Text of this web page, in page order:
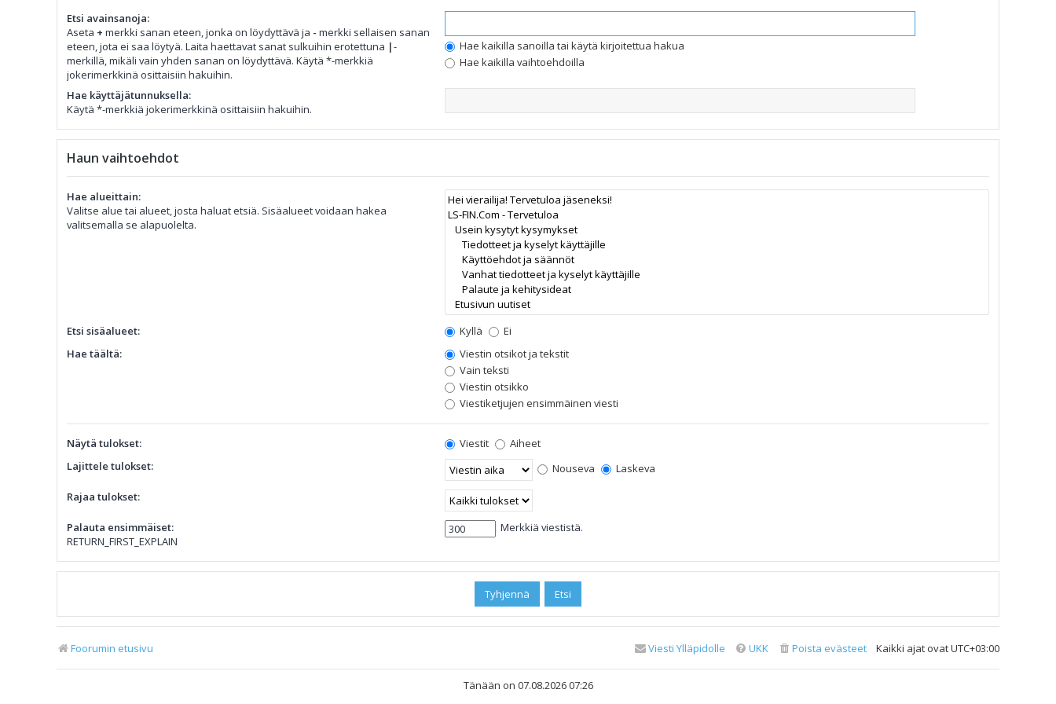
Etsi avainsanoja:
Aseta + merkki sanan eteen, jonka on löydyttävä ja - merkki sellaisen sanan
eteen, jota ei saa löytyä. Laita haettavat sanat sulkuihin erotettuna |-
merkillä, mikäli vain yhden sanan on löydyttävä. Käytä *-merkkiä
jokerimerkkinä osittaisiin hakuihin.
Hae kaikilla sanoilla tai käytä kirjoitettua hakua
Hae kaikilla vaihtoehdoilla
Hae käyttäjätunnuksella:
Käytä *-merkkiä jokerimerkkinä osittaisiin hakuihin.
Haun vaihtoehdot
Hae alueittain:
Valitse alue tai alueet, josta haluat etsiä. Sisäalueet voidaan hakea
valitsemalla se alapuolelta.
Etsi sisäalueet: Kyllä
Ei
Hae täältä:
Viestin otsikot ja tekstit
Vain teksti
Viestin otsikko
Viestiketjujen ensimmäinen viesti
Näytä tulokset: Viestit
Aiheet
Lajittele tulokset:
Nouseva
Laskeva
Rajaa tulokset:
Palauta ensimmäiset:
RETURN_FIRST_EXPLAIN
Merkkiä viestistä.
Foorumin etusivu Kaikki ajat ovatUTC+03:00
Poista evästeet
UKK
Viesti Ylläpidolle
Tänään on 07.08.2026 07:26